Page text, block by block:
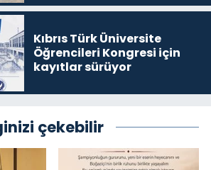
Kıbrıs Türk Üniversite
Öğrencileri Kongresi için
kayıtlar sürüyor
çekebilir